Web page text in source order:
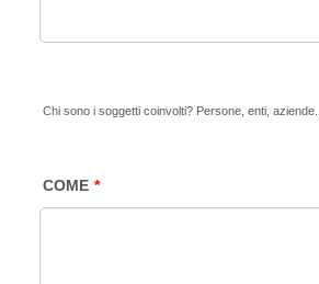
Chi sono i soggetti coinvolti? Persone, enti, aziende...
COME *